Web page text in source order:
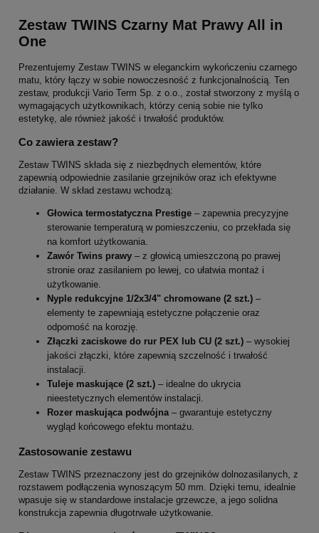
Zestaw TWINS Czarny Mat Prawy All in
One
Prezentujemy Zestaw TWINS w eleganckim wykończeniu czarnego
matu, który łączy w sobie nowoczesność z funkcjonalnością. Ten
zestaw, produkcji Vario Term Sp. z o.o., został stworzony z myślą o
wymagających użytkownikach, którzy cenią sobie nie tylko
estetykę, ale również jakość i trwałość produktów.
Co zawiera zestaw?
Zestaw TWINS składa się z niezbędnych elementów, które
zapewnią odpowiednie zasilanie grzejników oraz ich efektywne
działanie. W skład zestawu wchodzą:
Głowica termostatyczna Prestige – zapewnia precyzyjne
sterowanie temperaturą w pomieszczeniu, co przekłada się
na komfort użytkowania.
Zawór Twins prawy – z głowicą umieszczoną po prawej
stronie oraz zasilaniem po lewej, co ułatwia montaż i
użytkowanie.
Nyple redukcyjne 1/2x3/4" chromowane (2 szt.) –
elementy te zapewniają estetyczne połączenie oraz
odporność na korozję.
Złączki zaciskowe do rur PEX lub CU (2 szt.) – wysokiej
jakości złączki, które zapewnią szczelność i trwałość
instalacji.
Tuleje maskujące (2 szt.) – idealne do ukrycia
nieestetycznych elementów instalacji.
Rozer maskująca podwójna– gwarantuje estetyczny
wygląd końcowego efektu montażu.
Zastosowanie zestawu
Zestaw TWINS przeznaczony jest do grzejników dolnozasilanych, z
rozstawem podłączenia wynoszącym 50 mm. Dzięki temu, idealnie
wpasuje się w standardowe instalacje grzewcze, a jego solidna
konstrukcja zapewnia długotrwałe użytkowanie.